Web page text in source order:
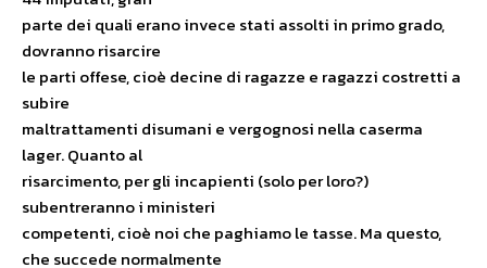
parte dei quali erano invece stati assolti in primo grado,
dovranno risarcire
le parti offese, cioè decine di ragazze e ragazzi costretti a
subire
maltrattamenti disumani e vergognosi nella caserma
lager. Quanto al
risarcimento, per gli incapienti (solo per loro?)
subentreranno i ministeri
competenti, cioè noi che paghiamo le tasse. Ma questo,
che succede normalmente